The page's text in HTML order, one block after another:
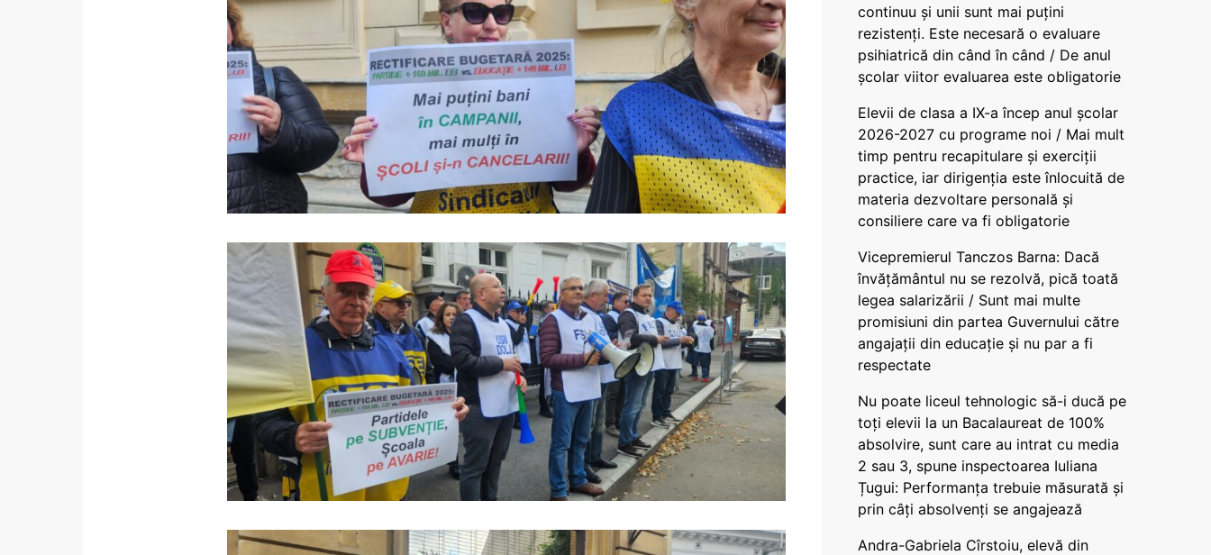
continuu și unii sunt mai puțini
rezistenți. Este necesară o evaluare
psihiatrică din când în când / De anul
școlar viitor evaluarea este obligatorie
Elevii de clasa a IX-a încep anul școlar
2026-2027 cu programe noi / Mai mult
timp pentru recapitulare și exerciții
practice, iar dirigenția este înlocuită de
materia dezvoltare personală și
consiliere care va fi obligatorie
Vicepremierul Tanczos Barna: Dacă
învățământul nu se rezolvă, pică toată
legea salarizării / Sunt mai multe
promisiuni din partea Guvernului către
angajații din educație și nu par a fi
respectate
Nu poate liceul tehnologic să-i ducă pe
toți elevii la un Bacalaureat de 100%
absolvire, sunt care au intrat cu media
2 sau 3, spune inspectoarea Iuliana
Țugui: Performanța trebuie măsurată și
prin câți absolvenți se angajează
Andra-Gabriela Cîrstoiu, elevă din